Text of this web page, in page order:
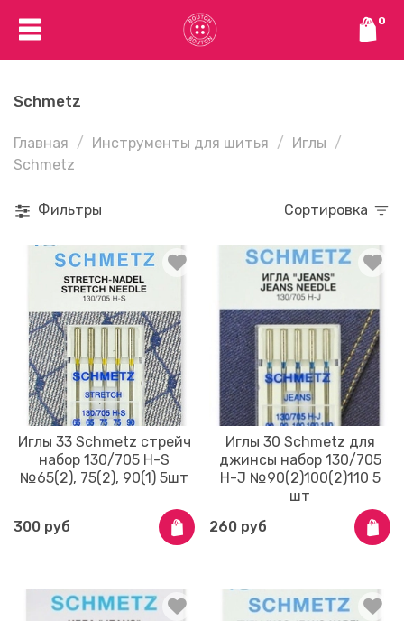
0
Schmetz
Главная Инструменты для шитья
Иглы
Schmetz
Фильтры Сортировка
Иглы 33 Schmetz стрейч
набор 130/705 Н-S
№65(2), 75(2), 90(1) 5шт
300 руб
Иглы 30 Schmetz для
джинсы набор 130/705
Н-J №90(2)100(2)110 5
шт
260 руб